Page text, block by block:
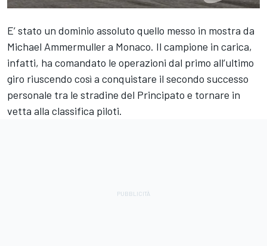
E’ stato un dominio assoluto quello messo in mostra da
Michael Ammermuller a Monaco. Il campione in carica,
infatti, ha comandato le operazioni dal primo all’ultimo
giro riuscendo così a conquistare il secondo successo
personale tra le stradine del Principato e tornare in
vetta alla classifica piloti.